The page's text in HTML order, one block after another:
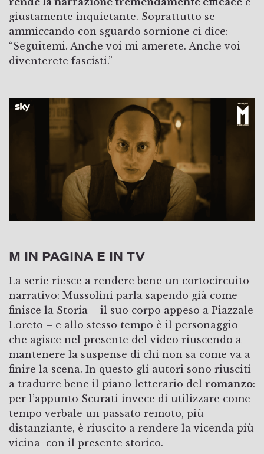
giustamente inquietante. Soprattutto se
ammiccando con sguardo sornione ci dice:
“Seguitemi. Anche voi mi amerete. Anche voi
diventerete fascisti.”
M IN PAGINA E IN TV
La serie riesce a rendere bene un cortocircuito
narrativo: Mussolini parla sapendo già come
finisce la Storia – il suo corpo appeso a Piazzale
Loreto – e allo stesso tempo è il personaggio
che agisce nel presente del video riuscendo a
mantenere la suspense di chi non sa come va a
finire la scena. In questo gli autori sono riusciti
a tradurre bene il piano letterario del romanzo:
per l’appunto Scurati invece di utilizzare come
tempo verbale un passato remoto, più
distanziante, è riuscito a rendere la vicenda più
vicina con il presente storico.